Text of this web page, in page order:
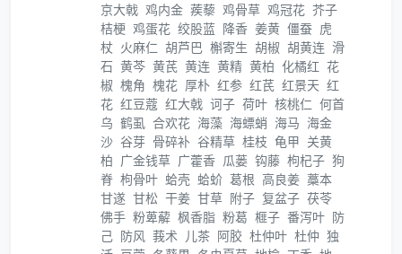
京大戟 鸡内金 蒺藜 鸡骨草 鸡冠花 芥子
桔梗 鸡蛋花 绞股蓝 降香 姜黄 僵蚕 虎
杖 火麻仁 胡芦巴 槲寄生 胡椒 胡黄连 滑
石 黄芩 黄芪 黄连 黄精 黄柏 化橘红 花
椒 槐角 槐花 厚朴 红参 红芪 红景天 红
花 红豆蔻 红大戟 诃子 荷叶 核桃仁 何首
乌 鹤虱 合欢花 海藻 海螵蛸 海马 海金
沙 谷芽 骨碎补 谷精草 桂枝 龟甲 关黄
柏 广金钱草 广藿香 瓜蒌 钩藤 枸杞子 狗
脊 枸骨叶 蛤壳 蛤蚧 葛根 高良姜 藁本
甘遂 甘松 干姜 甘草 附子 复盆子 茯苓
佛手 粉萆薢 枫香脂 粉葛 榧子 番泻叶 防
己 防风 莪术 儿茶 阿胶 杜仲叶 杜仲 独